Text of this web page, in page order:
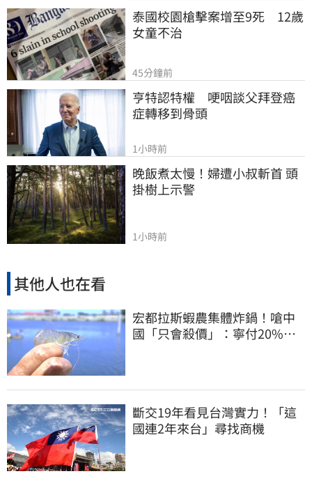
泰國校園槍擊案增至9死　12歲
女童不治
45分鐘前
亨特認特權　哽咽談父拜登癌
症轉移到骨頭
1小時前
晚飯煮太慢！婦遭小叔斬首 頭
掛樹上示警
1小時前
其他人也在看
宏都拉斯蝦農集體炸鍋！嗆中
國「只會殺價」：寧付20%關
斷交19年看見台灣實力！「這
國連2年來台」尋找商機